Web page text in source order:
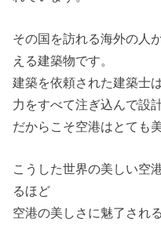
その国を訪れる海外の人
える建築物です。
建築を依頼された建築士
力をすべて注ぎ込んで設
だからこそ空港はとても
こうした世界の美しい空
るほど
空港の美しさに魅了され